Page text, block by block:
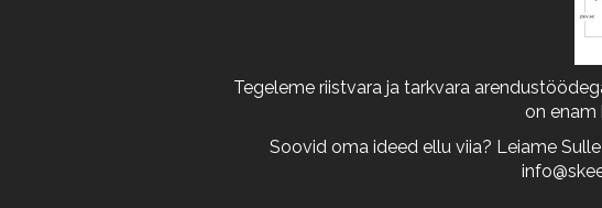
Tegeleme riistvara ja tarkvara
on enam
Soovid oma ideed ellu viia? Leiame